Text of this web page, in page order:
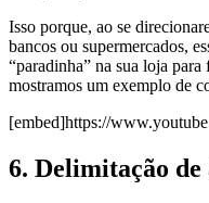
Isso porque, ao se
bancos ou supermercados,
“paradinha” na sua loja
mostramos um exemplo de
[embed]https://
6. Delimitação de